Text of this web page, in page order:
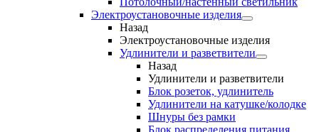
Электроустановочные изделия
Назад
Электроустановочные изделия
Удлинители и разветвители
Назад
Удлинители и разветвители
Блок розеток, удлинитель
Удлинители на катушке/колодке
Шнуры без рамки
Блок распределения питания